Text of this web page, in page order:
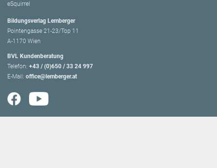
eSquirrel
Bildungsverlag Lemberger
Pointengasse 21-23/Top 11
A-1170 Wien
BVL Kundenberatung
Telefon: +43 / (0)650 / 33 24 997
E-Mail: office@lemberger.at